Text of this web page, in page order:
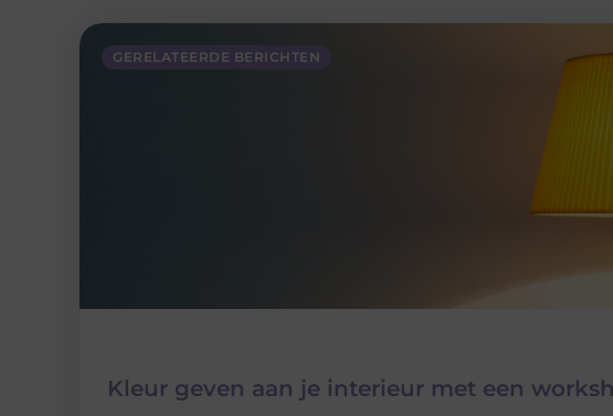
GERELATEERDE BERICHTEN
Kleur geven aan je interieur met een